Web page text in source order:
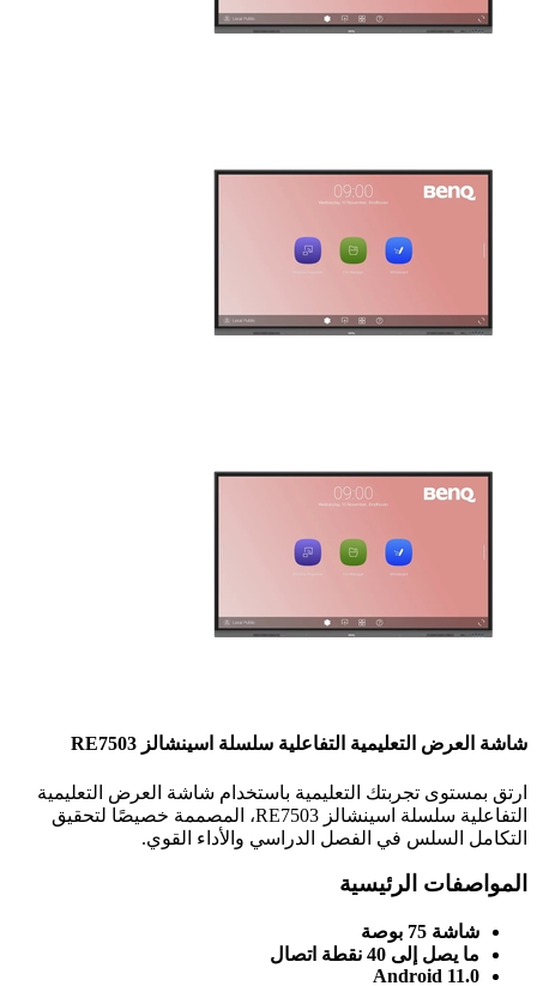
شاشة العرض التعليمية التفاعلية سلسلة اسينشالز RE7503
ارتق بمستوى تجربتك التعليمية باستخدام شاشة العرض التعليمية
التفاعلية سلسلة اسينشالز RE7503، المصممة خصيصًا لتحقيق
التكامل السلس في الفصل الدراسي والأداء القوي.
المواصفات الرئيسية
شاشة 75 بوصة
ما يصل إلى 40 نقطة اتصال
Android 11.0